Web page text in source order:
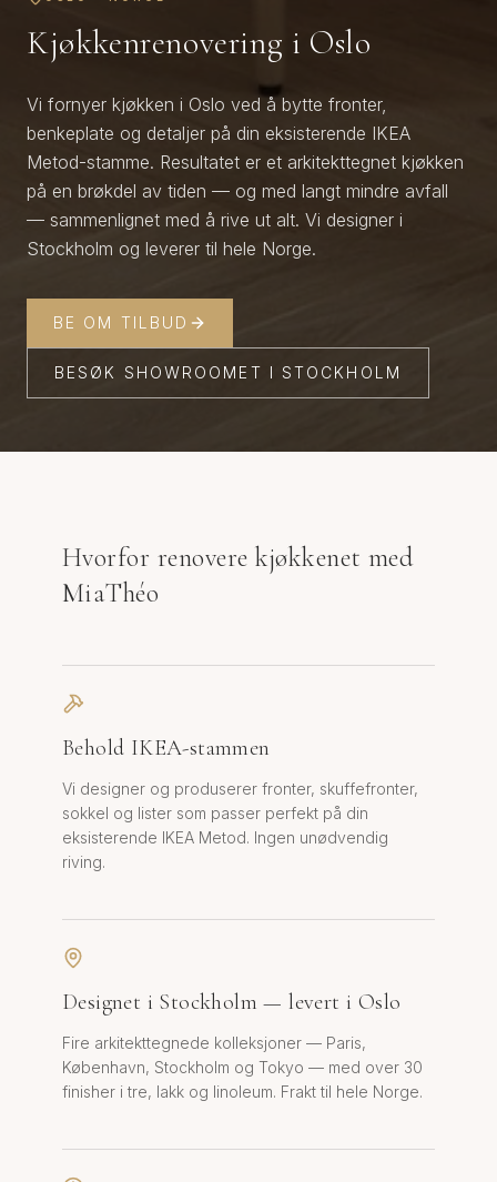
Kjøkkenrenovering i Oslo
Vi fornyer kjøkken i Oslo ved å bytte fronter,
benkeplate og detaljer på din eksisterende IKEA
Metod-stamme. Resultatet er et arkitekttegnet kjøkken
på en brøkdel av tiden — og med langt mindre avfall
— sammenlignet med å rive ut alt. Vi designer i
Stockholm og leverer til hele Norge.
BE OM TILBUD
BESØK SHOWROOMET I STOCKHOLM
Hvorfor renovere kjøkkenet med
MiaThéo
Behold IKEA-stammen
Vi designer og produserer fronter, skuffefronter,
sokkel og lister som passer perfekt på din
eksisterende IKEA Metod. Ingen unødvendig
riving.
Designet i Stockholm — levert i Oslo
Fire arkitekttegnede kolleksjoner — Paris,
København, Stockholm og Tokyo — med over 30
finisher i tre, lakk og linoleum. Frakt til hele Norge.